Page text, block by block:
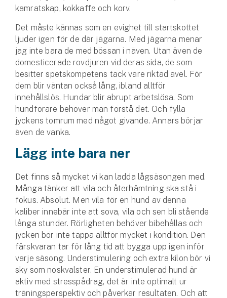
Hundförsäkring
Jakthundsförsäkring
Kattförsäkring
Djurförsäkring
Hem & hus
Hemförsäkring
Hyresrättsförsäkring
Fritidshusförsäkring
Företag
Företagsförsäkring
Bilförsäkring för företag
kamratskap, kokkaffe och korv.
Det måste kännas som en evighet till startskottet
ljuder igen för de där jägarna. Med jägarna menar
jag inte bara de med bössan i näven. Utan även de
domesticerade rovdjuren vid deras sida, de som
besitter spetskompetens tack vare riktad avel. För
dem blir väntan också lång, ibland alltför
innehållslös. Hundar blir abrupt arbetslösa. Som
hundförare behöver man förstå det. Och fylla
jyckens tomrum med något givande. Annars börjar
även de vanka.
Lägg inte bara ner
Det finns så mycket vi kan ladda lågsäsongen med.
Många tänker att vila och återhämtning ska stå i
fokus. Absolut. Men vila för en hund av denna
kaliber innebär inte att sova, vila och sen bli stående
långa stunder. Rörligheten behöver bibehållas och
jycken bör inte tappa alltför mycket i kondition. Den
färskvaran tar för lång tid att bygga upp igen inför
varje säsong. Understimulering och extra kilon bör vi
sky som noskvalster. En understimulerad hund är
aktiv med stresspådrag, det är inte optimalt ur
träningsperspektiv och påverkar resultaten. Och att